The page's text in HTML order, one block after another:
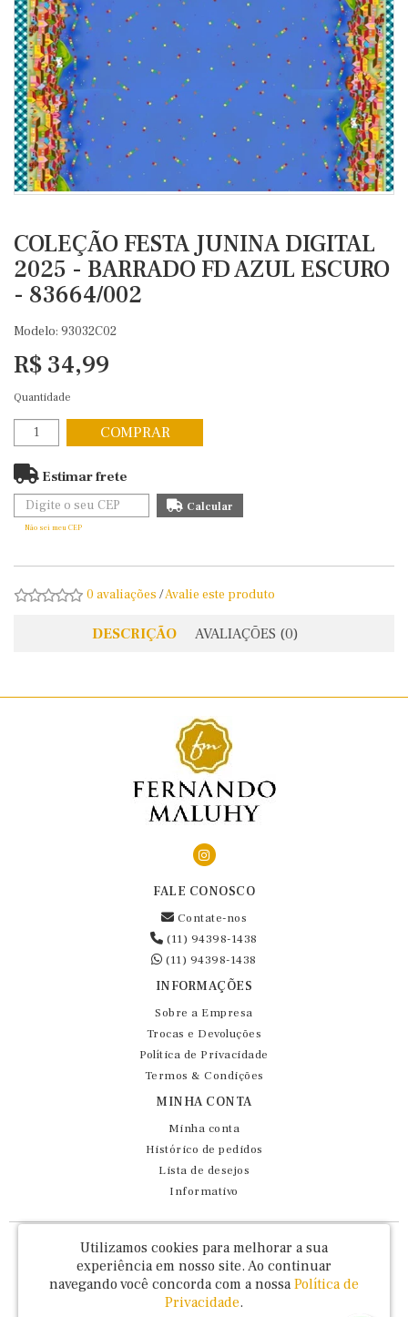
COLEÇÃO FESTA JUNINA DIGITAL
2025 - BARRADO FD AZUL ESCURO
- 83664/002
Modelo: 93032C02
R$ 34,99
Quantidade
COMPRAR
Estimar frete
Não sei meu CEP
0 avaliações /Avalie este produto
DESCRIÇÃO AVALIAÇÕES (0)
FALE CONOSCO
Contate-nos
(11) 94398-1438
(11) 94398-1438
INFORMAÇÕES
Sobre a Empresa
Trocas e Devoluções
Política de Privacidade
Termos & Condições
MINHA CONTA
Minha conta
Histórico de pedidos
Lista de desejos
Informativo
Fernando Maluhy Cia Ltda - CNPJ: 60.458.825/0001-86
Rua Dr Euclydes da Cunha, 47 - Brás - São Paulo / SP - CEP 03016-030
Utilizamos cookies para melhorar a sua
experiência em nosso site. Ao continuar
navegando você concorda com a nossa Política de
Privacidade.